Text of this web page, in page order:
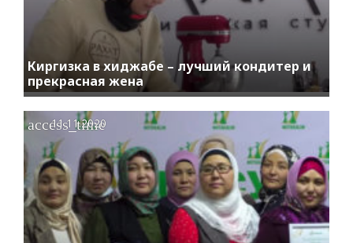
Киргизка в хиджабе – лучший кондитер и
прекрасная жена
access_time
11.11.2020